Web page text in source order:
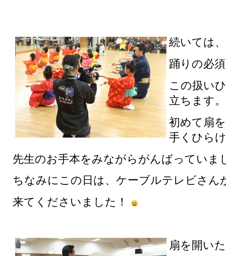
続いては
踊りの必
この扱い
立ちます。
初めて扇
手くひら
先生のお手本をみながらがんばっていま
ちなみにこの日は、ケーブルテレビさん
来てくださいました！
扇を開い